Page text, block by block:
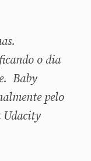
o dia
Baby
pelo